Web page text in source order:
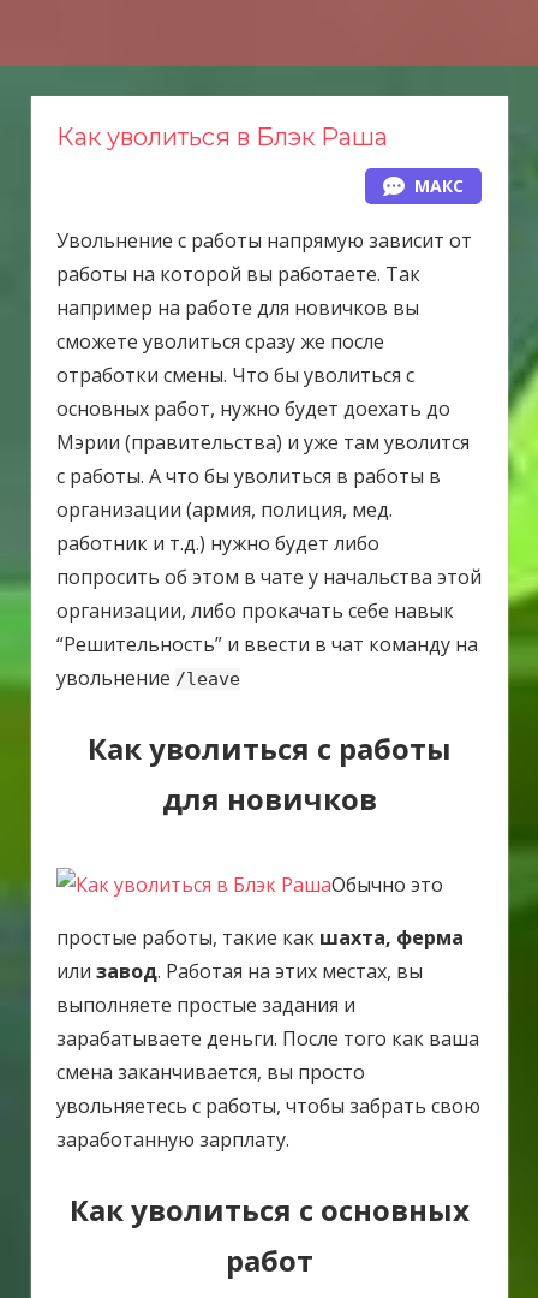
Как уволиться в Блэк Раша
МАКС
Увольнение с работы напрямую зависит от
работы на которой вы работаете. Так
например на работе для новичков вы
сможете уволиться сразу же после
отработки смены. Что бы уволиться с
основных работ, нужно будет доехать до
Мэрии (правительства) и уже там уволится
с работы. А что бы уволиться в работы в
организации (армия, полиция, мед.
работник и т.д.) нужно будет либо
попросить об этом в чате у начальства этой
организации, либо прокачать себе навык
“Решительность” и ввести в чат команду на
увольнение /leave
Как уволиться с работы
для новичков
Обычно это
простые работы, такие как шахта, ферма
или завод. Работая на этих местах, вы
выполняете простые задания и
зарабатываете деньги. После того как ваша
смена заканчивается, вы просто
увольняетесь с работы, чтобы забрать свою
заработанную зарплату.
Как уволиться с основных
работ